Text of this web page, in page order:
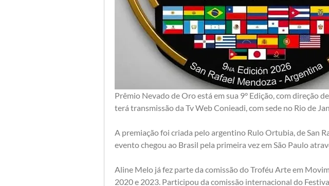
Prêmio Nevado de Oro está em sua 9° Edição, com direção
terá transmissão da Tv Web Conieadi, com sede no Rio de
A premiação foi criada pelo argentino Rulo Ortubia, de San
evento chegou ao Brasil pela primeira vez em São Paulo
Aline Melo já fez parte da comissão do Troféu Arte em
2020 e 2023. Participou da comissão internacional do